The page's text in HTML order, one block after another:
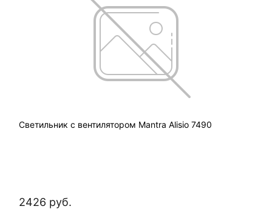
Светильник с вентилятором Mantra Alisio 7490
2426 руб.